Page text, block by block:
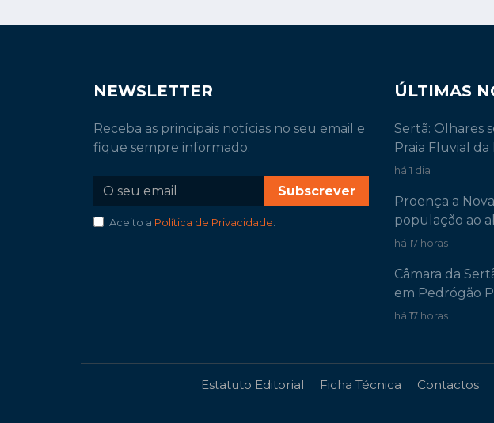
NEWSLETTER
Receba as principais notícias no seu email e
fique sempre informado.
Subscrever
Aceito a Política de Privacidade
ÚLTIMAS
Sertã: Olhares
Praia Fluvial da
há 1 dia
Proença a
população ao
há 17 horas
Câmara da
em Pedrógão
há 17 horas
Estatuto Editorial Ficha Técnica Contactos